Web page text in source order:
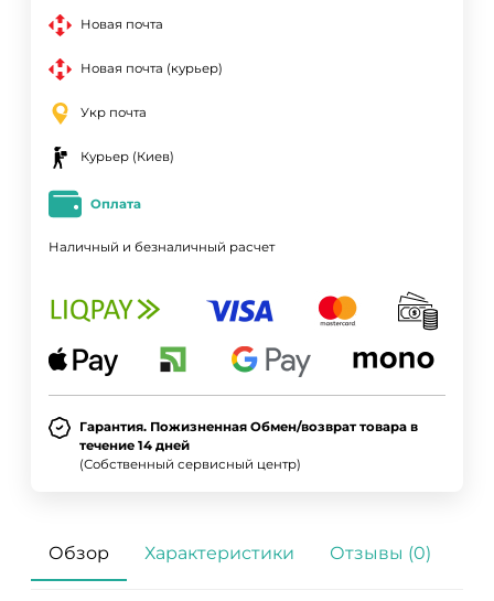
Новая почта
Новая почта (курьер)
Укр почта
Курьер (Киев)
Оплата
Наличный и безналичный расчет
Гарантия. Пожизненная Обмен/возврат товара в
течение 14 дней
(Собственный сервисный центр)
Обзор Характеристики Отзывы (0)